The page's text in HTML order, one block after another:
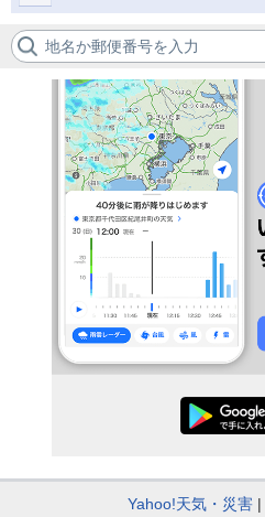
地名か郵便番号を入力
Yahoo!天気・災害